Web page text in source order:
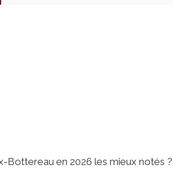
Bottereau en 2026 les mieux notés ?